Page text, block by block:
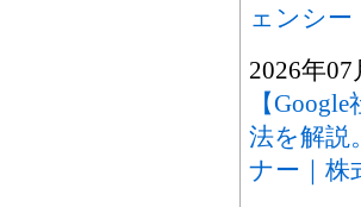
ェンシー
2026年
【
法を解説
ナー｜株